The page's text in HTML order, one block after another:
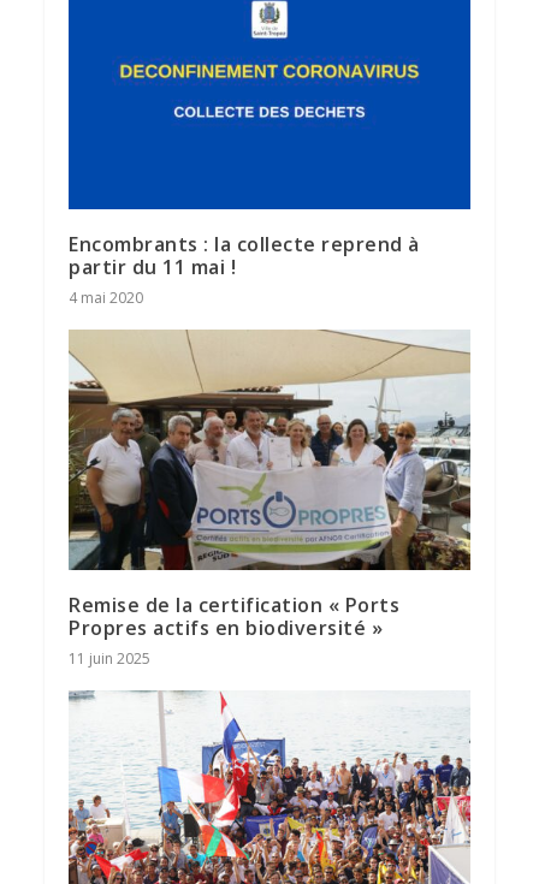
Encombrants : la collecte reprend à
partir du 11 mai !
4 mai 2020
Remise de la certification « Ports
Propres actifs en biodiversité »
11 juin 2025